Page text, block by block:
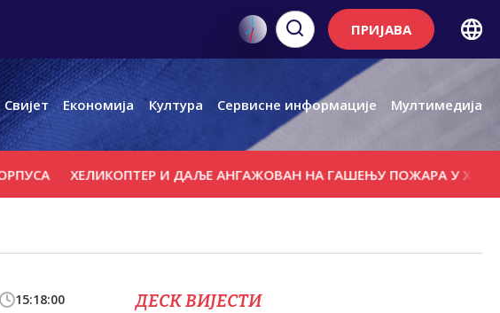
ПРИЈАВА
Свијет Економија Култура Сервисне информације Мултимедија
ХЕЛИКОПТЕР И ДАЉЕ АНГАЖОВАН НА ГАШЕЊУ ПОЖАРА У
15:18:00 ДЕСК ВИЈЕСТИ